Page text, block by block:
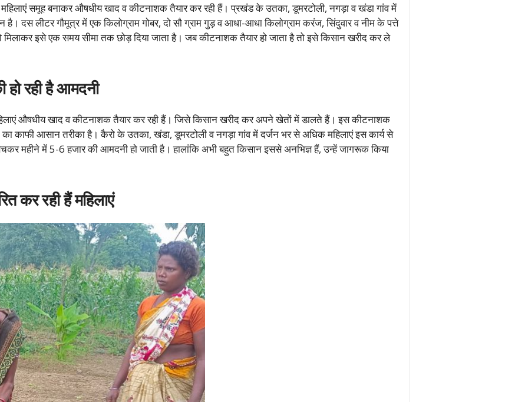
समूह बनाकर औषधीय खाद व कीटनाशक तैयार कर रही हैं। प्रखंड के उतका, डूमरटोली, नगड़ा व खंडा गांव में
है। दस लीटर गौमूत्र में एक किलोग्राम गोबर, दो सौ ग्राम गुड़ व आधा-आधा किलोग्राम करंज, सिंदुवार व नीम के पत्ते
मिलाकर इसे एक समय सीमा तक छोड़ दिया जाता है। जब कीटनाशक तैयार हो जाता है तो इसे किसान खरीद कर ले
हो रही है आमदनी
औषधीय खाद व कीटनाशक तैयार कर रही हैं। जिसे किसान खरीद कर अपने खेतों में डालते हैं। इस कीटनाशक
आसान तरीका है। कैरो के उतका, खंडा, डूमरटोली व नगड़ा गांव में दर्जन भर से अधिक महिलाएं इस कार्य से
महीने में 5-6 हजार की आमदनी हो जाती है। हालांकि अभी बहुत किसान इससे अनभिज्ञ हैं, उन्हें जागरूक किया
कर रही हैं महिलाएं